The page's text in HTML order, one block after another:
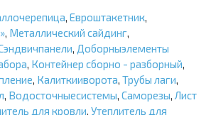
, Евроштакетник,
, Металлический сайдинг,
, Доборныэлементы
, Контейнер сборно - разборный,
, Калиткииворота, Трубы лаги,
, Водосточныесистемы, Саморезы, Лист
для кровли, Утеплитель для